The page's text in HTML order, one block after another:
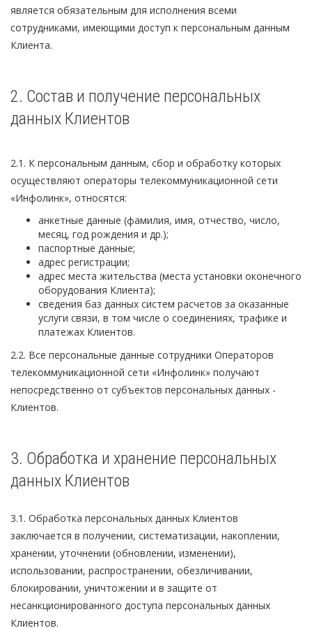
является обязательным для исполнения всеми
сотрудниками, имеющими доступ к персональным данным
Клиента.
2. Состав и получение персональных
данных Клиентов
2.1. К персональным данным, сбор и обработку которых
осуществляют операторы телекоммуникационной сети
«Инфолинк», относятся:
анкетные данные (фамилия, имя, отчество, число,
месяц, год рождения и др.);
паспортные данные;
адрес регистрации;
адрес места жительства (места установки оконечного
оборудования Клиента);
сведения баз данных систем расчетов за оказанные
услуги связи, в том числе о соединениях, трафике и
платежах Клиентов.
2.2. Все персональные данные сотрудники Операторов
телекоммуникационной сети «Инфолинк» получают
непосредственно от субъектов персональных данных -
Клиентов.
3. Обработка и хранение персональных
данных Клиентов
3.1. Обработка персональных данных Клиентов
заключается в получении, систематизации, накоплении,
хранении, уточнении (обновлении, изменении),
использовании, распространении, обезличивании,
блокировании, уничтожении и в защите от
несанкционированного доступа персональных данных
Клиентов.